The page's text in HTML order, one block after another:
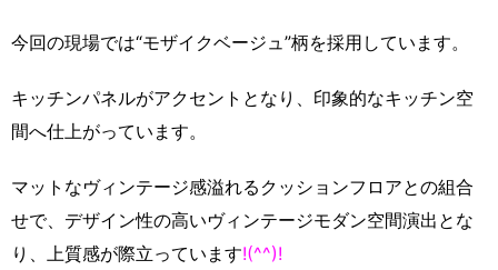
今回の現場では“モザイクベージュ”柄を採用しています。
キッチンパネルがアクセントとなり、印象的なキッチン空
間へ仕上がっています。
マットなヴィンテージ感溢れるクッションフロアとの組合
せで、デザイン性の高いヴィンテージモダン空間演出とな
り、上質感が際立っています!(^^)!